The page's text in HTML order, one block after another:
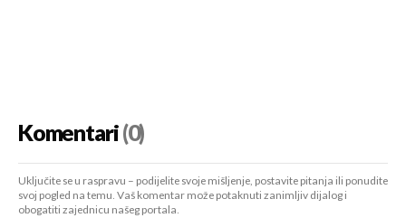
Komentari(0)
Uključite se u raspravu – podijelite svoje mišljenje, postavite pitanja ili ponudite
svoj pogled na temu. Vaš komentar može potaknuti zanimljiv dijalog i
obogatiti zajednicu našeg portala.